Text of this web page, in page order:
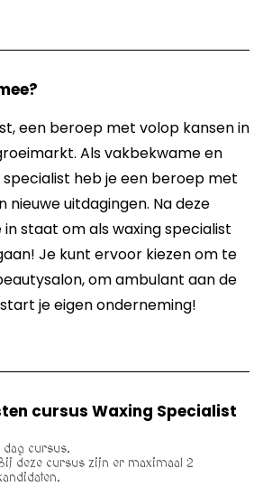
een beroep met volop kansen in
Als vakbekwame en
heb je een beroep met
nieuwe uitdagingen. Na deze
staat om als waxing specialist
Je kunt ervoor kiezen om te
om ambulant aan de
je eigen onderneming!
cursus Waxing Specialist
dag cursus.
deze cursus zijn er maximaal 2